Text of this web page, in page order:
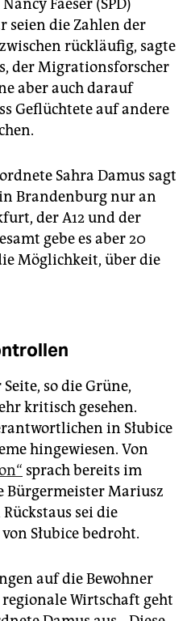
Faeser (SPD)
die Zahlen der
rückläufig, sagte
der Migrationsforscher
aber auch darauf
Geflüchtete auf andere
Sahra Damus sagt
Brandenburg nur an
der A12 und der
gebe es aber 20
Möglichkeit, über die
so die Grüne,
kritisch gesehen.
in Słubice
hingewiesen. Von
sprach bereits im
Bürgermeister Mariusz
sei die
Słubice bedroht.
auf die Bewohner
Wirtschaft geht